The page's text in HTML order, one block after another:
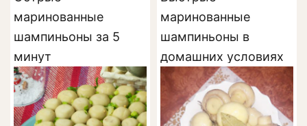
маринованные
шампиньоны за 5
минут
маринованные
шампиньоны в
домашних условиях